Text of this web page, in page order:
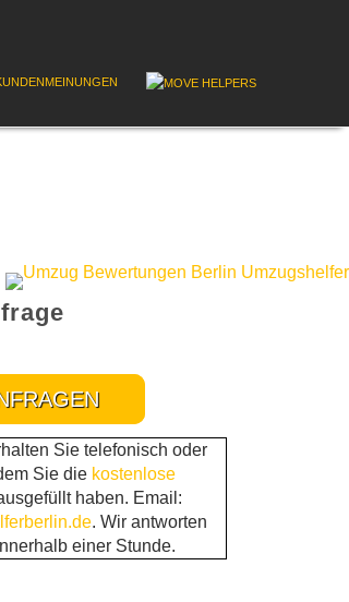
Sie telefonisch oder
Sie die kostenlose
haben. Email:
. Wir antworten
einer Stunde.